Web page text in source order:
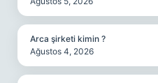
Arca şirketi kimin ?
Ağustos 4, 2026